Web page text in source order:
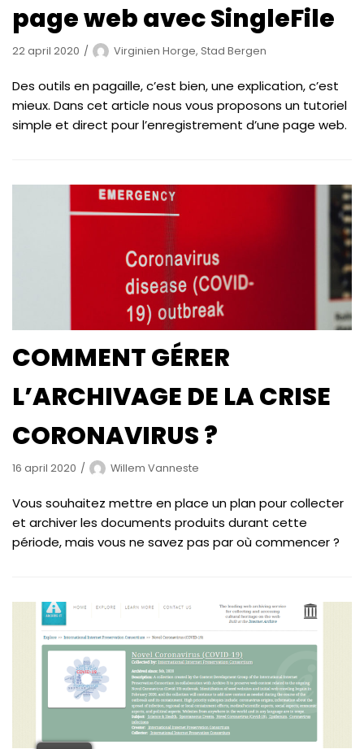
page web avec SingleFile
22 april 2020 Virginien Horge, Stad Bergen
Des outils en pagaille, c’est bien, une explication, c’est
mieux. Dans cet article nous vous proposons un tutoriel
simple et direct pour l’enregistrement d’une page web.
COMMENT GÉRER
L’ARCHIVAGE DE LA CRISE
CORONAVIRUS ?
16 april 2020 Willem Vanneste
Vous souhaitez mettre en place un plan pour collecter
et archiver les documents produits durant cette
période, mais vous ne savez pas par où commencer ?